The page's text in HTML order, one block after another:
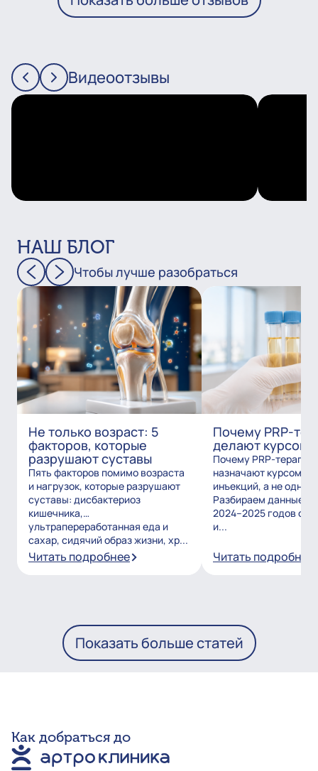
Видеоотзывы
НАШ БЛОГ
Чтобы лучше разобраться
Не только возраст: 5
факторов, которые
разрушают суставы
Пять факторов помимо возраста
и нагрузок, которые разрушают
суставы: дисбактериоз
кишечника,
ультрапереработанная еда и
сахар, сидячий образ жизни, хр...
Читать подробнее
Почему PRP-
делают курсом?
Почему PRP-
назначают курсом из
инъекций, а не
Разбираем данные
2024–2025 годов о
и...
Читать подробнее
Показать больше статей
Как добраться до